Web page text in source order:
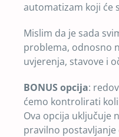
automatizam koji će
Mislim da je sada
problema, odnosno
uvjerenja, stavove i
BONUS opcija:
ćemo kontrolirati
Ova opcija uključuje
pravilno postavljanje